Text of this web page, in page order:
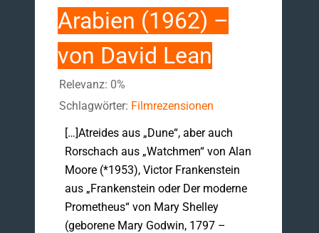
Arabien (1962) –
von David Lean
Relevanz: 0%
Schlagwörter: Filmrezensionen
[…]Atreides aus „Dune“, aber auch
Rorschach aus „Watchmen“ von Alan
Moore (*1953), Victor Frankenstein
aus „Frankenstein oder Der moderne
Prometheus“ von Mary Shelley
(geborene Mary Godwin, 1797 –